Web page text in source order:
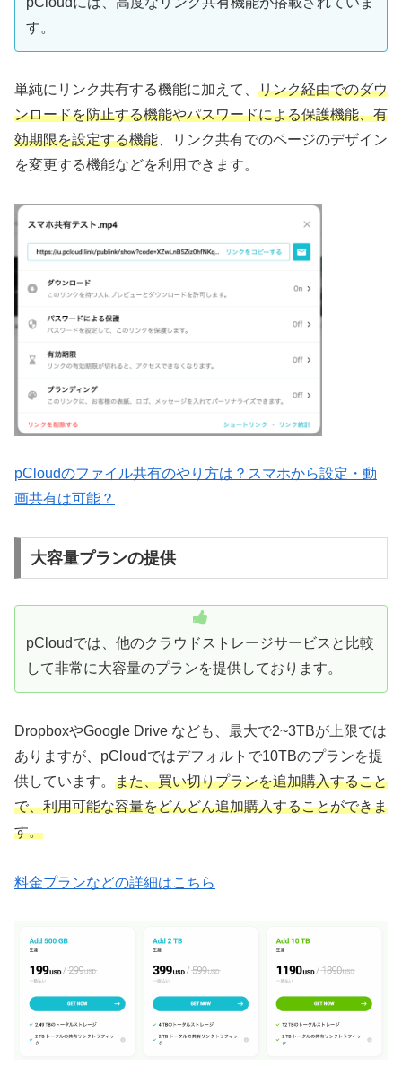
す。
単純にリンク共有する機能に加えて、 リンク経由でのダウ
ンロードを防止する機能やパスワードによる保護機能、有
効期限を設定する機能 、リンク共有でのページのデザイン
を変更する機能などを利用できます。
pCloudのファイル共有のやり方は？スマホから設定・動
画共有は可能？
大容量プランの提供
pCloudでは、他のクラウドストレージサービスと比較
して非常に大容量のプランを提供しております。
DropboxやGoogle Drive なども、最大で2~3TBが上限では
ありますが、pCloudではデフォルトで10TBのプランを提
供しています。 また、買い切りプランを追加購入すること
で、利用可能な容量をどんどん追加購入することができま
す。
料金プランなどの詳細はこちら